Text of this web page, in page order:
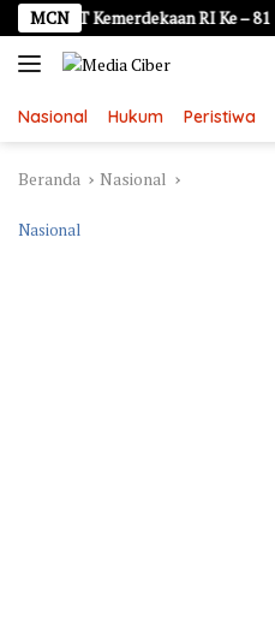
Langsung
ke
konten
MCN
Kemerdekaan RI Ke – 81
Nasional Hukum Peristiwa
Beranda Nasional
Nasional